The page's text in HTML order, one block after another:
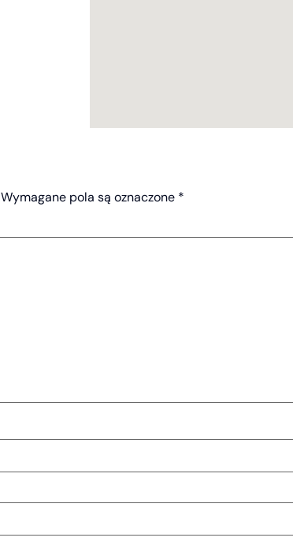
Wymagane pola są oznaczone *